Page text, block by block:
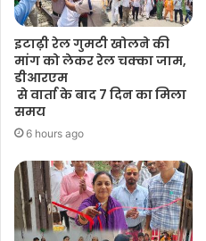
इटाढ़ी रेल गुमटी खोलने की
मांग को लेकर रेल चक्का जाम,
डीआरएम
से वार्ता के बाद 7 दिन का मिला
समय
6 hours ago